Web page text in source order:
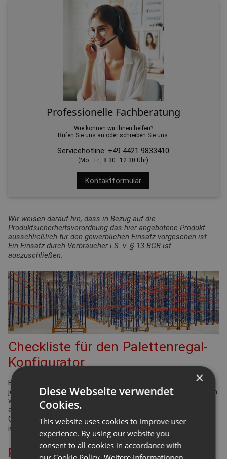
Professionelle Fachberatung
Wie können wir Ihnen helfen?
Rufen Sie uns an oder schreiben Sie uns.
Servicehotline: +49 4421 9833410
(Mo.–Fr., 8:30–12:30 Uhr)
Kontaktformular
Wir weisen darauf hin, dass in Bezug auf die
Produktsicherheitsverordnung das hier angebotene Produkt
ausschließlich für den gewerblichen Einsatz vorgesehen ist.
Ein Einsatz durch Verbraucher i.S. v. § 13 BGB ist
auszuschließen.
Checkliste für den Palettenregal-
Konfigurator
Bei der Planung Ihrer Regalanlage für Palettenregale gibt es
jede Menge Punkte zu überprüfen und einzuhalten. Viele davon
werden durch die Arbeitsstättenverordnung geregelt. Aber
auch Ergonomie und Effizienz spielen eine bedeutende Rolle.
Gleiches gilt für die Funktionsdefinition des Lagers: Wie hoch
ist der Warenumschlag? Wie groß ist die Produktvielfalt?
Planung Ihrer Palettenregal-
×
Diese Webseite verwendet
Cookies.
This website uses cookies to improve user
experience. By using our website you
consent to all cookies in accordance with